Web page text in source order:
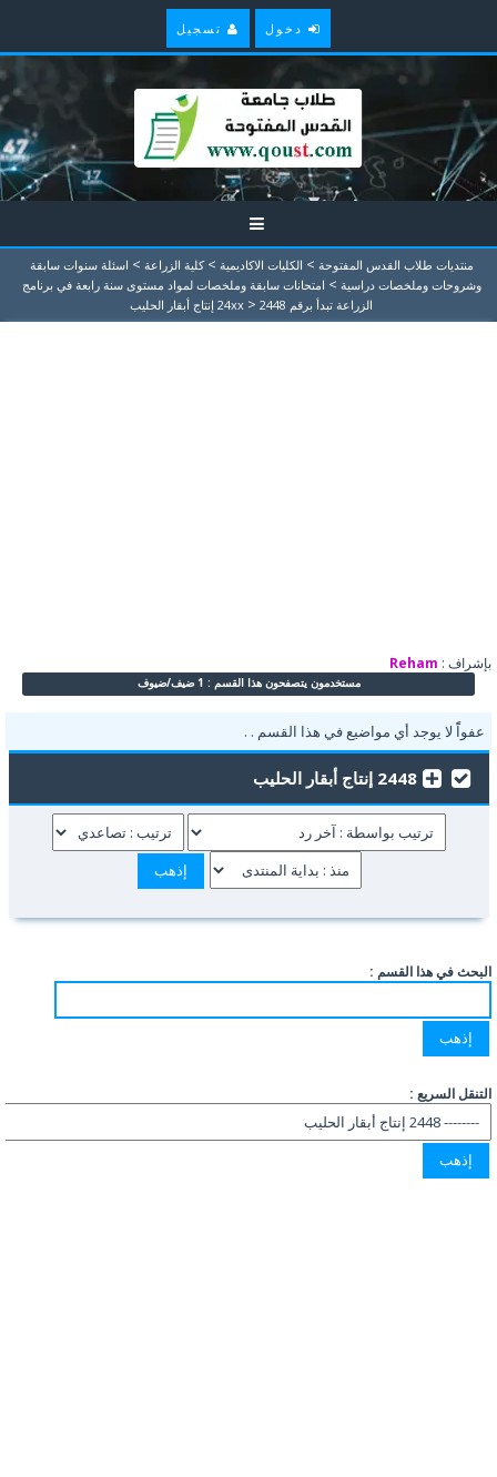
دخول تسجيل
منتديات طلاب القدس المفتوحة > الكليات الاكاديمية > كلية الزراعة > اسئلة سنوات سابقة
وشروحات وملخصات دراسية > امتحانات سابقة وملخصات لمواد مستوى سنة رابعة في برنامج
الزراعة تبدأ برقم 24xx
> 2448 إنتاج أبقار الحليب
بإشراف : Reham
مستخدمون يتصفحون هذا القسم : 1 ضيف/ضيوف
عفواًً لا يوجد أي مواضيع في هذا القسم . .
2448 إنتاج أبقار الحليب
البحث في هذا القسم :
التنقل السريع :